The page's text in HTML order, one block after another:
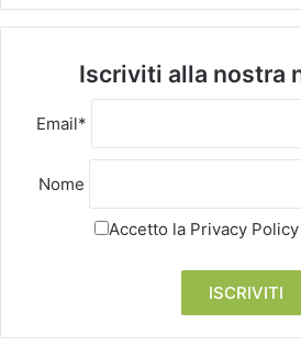
Iscriviti alla nostra
Email*
Nome
Accetto la Privacy Policy